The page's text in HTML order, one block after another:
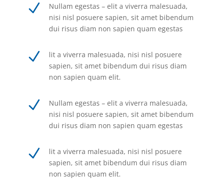
N
Nullam egestas – elit a viverra malesuada,
nisi nisl posuere sapien, sit amet bibendum
dui risus diam non sapien quam egestas
N
lit a viverra malesuada, nisi nisl posuere
sapien, sit amet bibendum dui risus diam
non sapien quam elit.
N
Nullam egestas – elit a viverra malesuada,
nisi nisl posuere sapien, sit amet bibendum
dui risus diam non sapien quam egestas
N
lit a viverra malesuada, nisi nisl posuere
sapien, sit amet bibendum dui risus diam
non sapien quam elit.